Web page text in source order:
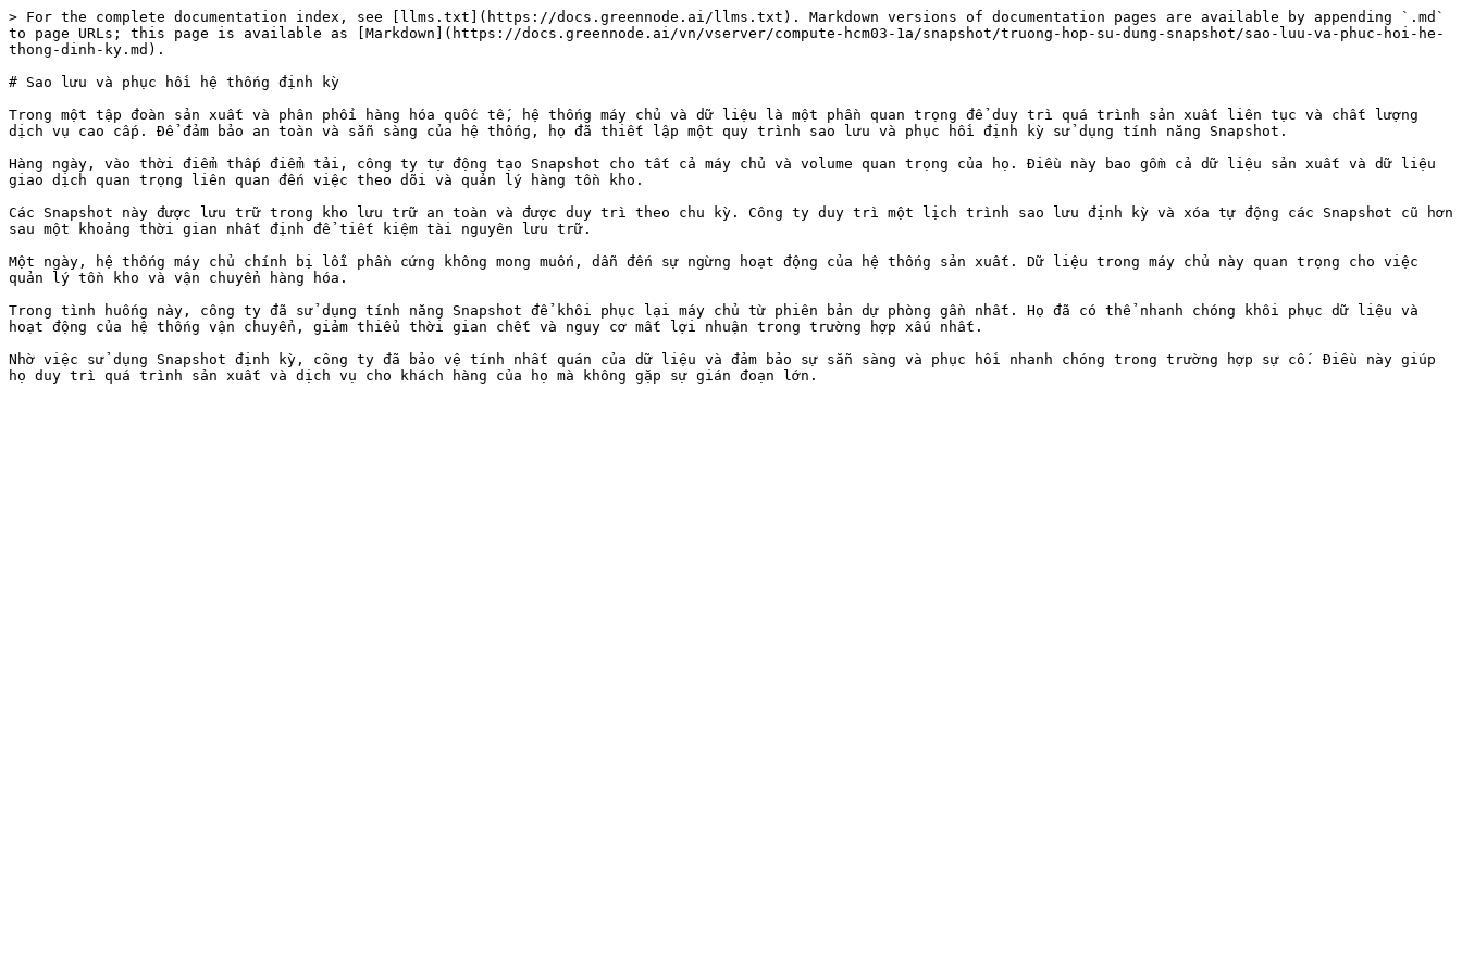
> For the complete documentation index, see [llms.txt](https://docs.greennode.ai/llms.txt). Markdown versions of documentation pages are available by appending `.md`
to page URLs; this page is available as [Markdown](https://docs.greennode.ai/vn/vserver/compute-hcm03-1a/snapshot/truong-hop-su-dung-snapshot/sao-luu-va-phuc-hoi-he-
thong-dinh-ky.md).
# Sao lưu và phục hồi hệ thống định kỳ
Trong một tập đoàn sản xuất và phân phối hàng hóa quốc tế, hệ thống máy chủ và dữ liệu là một phần quan trọng để duy trì quá trình sản xuất liên tục và chất lượng
dịch vụ cao cấp. Để đảm bảo an toàn và sẵn sàng của hệ thống, họ đã thiết lập một quy trình sao lưu và phục hồi định kỳ sử dụng tính năng Snapshot.
Hàng ngày, vào thời điểm thấp điểm tải, công ty tự động tạo Snapshot cho tất cả máy chủ và volume quan trọng của họ. Điều này bao gồm cả dữ liệu sản xuất và dữ liệu
giao dịch quan trọng liên quan đến việc theo dõi và quản lý hàng tồn kho.
Các Snapshot này được lưu trữ trong kho lưu trữ an toàn và được duy trì theo chu kỳ. Công ty duy trì một lịch trình sao lưu định kỳ và xóa tự động các Snapshot cũ hơn
sau một khoảng thời gian nhất định để tiết kiệm tài nguyên lưu trữ.
Một ngày, hệ thống máy chủ chính bị lỗi phần cứng không mong muốn, dẫn đến sự ngừng hoạt động của hệ thống sản xuất. Dữ liệu trong máy chủ này quan trọng cho việc
quản lý tồn kho và vận chuyển hàng hóa.
Trong tình huống này, công ty đã sử dụng tính năng Snapshot để khôi phục lại máy chủ từ phiên bản dự phòng gần nhất. Họ đã có thể nhanh chóng khôi phục dữ liệu và
hoạt động của hệ thống vận chuyển, giảm thiểu thời gian chết và nguy cơ mất lợi nhuận trong trường hợp xấu nhất.
Nhờ việc sử dụng Snapshot định kỳ, công ty đã bảo vệ tính nhất quán của dữ liệu và đảm bảo sự sẵn sàng và phục hồi nhanh chóng trong trường hợp sự cố. Điều này giúp